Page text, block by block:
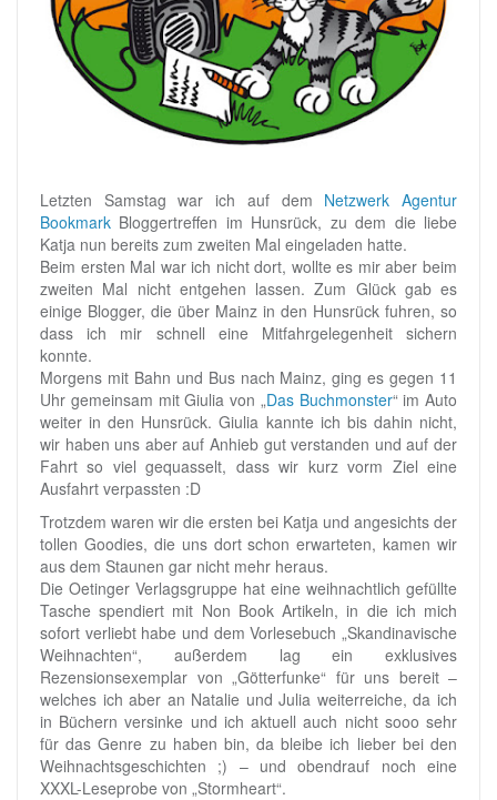
Letzten Samstag war ich auf dem Netzwerk Agentur
Bookmark Bloggertreffen im Hunsrück, zu dem die liebe
Katja nun bereits zum zweiten Mal eingeladen hatte.
Beim ersten Mal war ich nicht dort, wollte es mir aber beim
zweiten Mal nicht entgehen lassen. Zum Glück gab es
einige Blogger, die über Mainz in den Hunsrück fuhren, so
dass ich mir schnell eine Mitfahrgelegenheit sichern
konnte.
Morgens mit Bahn und Bus nach Mainz, ging es gegen 11
Uhr gemeinsam mit Giulia von „Das Buchmonster“ im Auto
weiter in den Hunsrück. Giulia kannte ich bis dahin nicht,
wir haben uns aber auf Anhieb gut verstanden und auf der
Fahrt so viel gequasselt, dass wir kurz vorm Ziel eine
Ausfahrt verpassten :D
Trotzdem waren wir die ersten bei Katja und angesichts der
tollen Goodies, die uns dort schon erwarteten, kamen wir
aus dem Staunen gar nicht mehr heraus.
Die Oetinger Verlagsgruppe hat eine weihnachtlich gefüllte
Tasche spendiert mit Non Book Artikeln, in die ich mich
sofort verliebt habe und dem Vorlesebuch „Skandinavische
Weihnachten“, außerdem lag ein exklusives
Rezensionsexemplar von „Götterfunke“ für uns bereit –
welches ich aber an Natalie und Julia weiterreiche, da ich
in Büchern versinke und ich aktuell auch nicht sooo sehr
für das Genre zu haben bin, da bleibe ich lieber bei den
Weihnachtsgeschichten ;) – und obendrauf noch eine
XXXL-Leseprobe von „Stormheart“.